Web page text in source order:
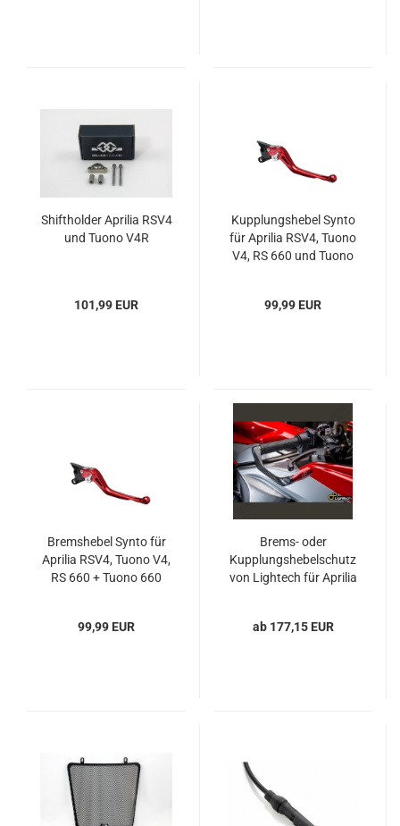
Shiftholder Aprilia RSV4
und Tuono V4R
101,99 EUR
Kupplungshebel Synto
für Aprilia RSV4, Tuono
V4, RS 660 und Tuono
99,99 EUR
Bremshebel Synto für
Aprilia RSV4, Tuono V4,
RS 660 + Tuono 660
99,99 EUR
Brems- oder
Kupplungshebelschutz
von Lightech für Aprilia
ab 177,15 EUR